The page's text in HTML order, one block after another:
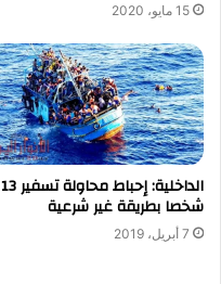
15 مايو، 2020
الداخلية: إحباط محاولة تسفير 13
شخصا بطريقة غير شرعية
7 أبريل، 2019